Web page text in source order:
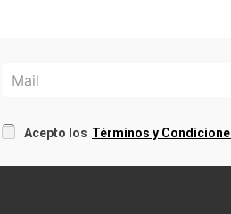
Acepto los Términos y